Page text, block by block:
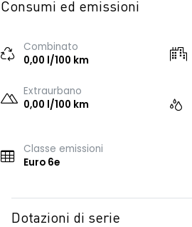
Consumi ed emissioni
Combinato
0,00 l/100 km
Extraurbano
0,00 l/100 km
Classe emissioni
Euro 6e
Dotazioni di serie